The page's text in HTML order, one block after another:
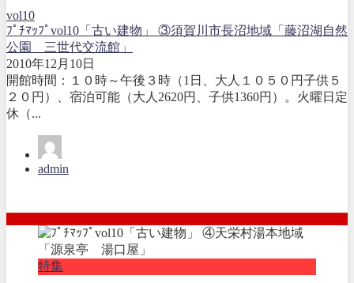
vol10
ﾌﾟﾁﾏｯﾌﾟvol10「古い建物」 ③須賀川市長沼地域「藤沼湖自然
公園 三世代交流館」
2010年12月10日
開館時間：１０時～午後３時（1日、大人１０５０円子供５
２０円）、宿泊可能（大人2620円、子供1360円）。火曜日定
休（...
admin
特集